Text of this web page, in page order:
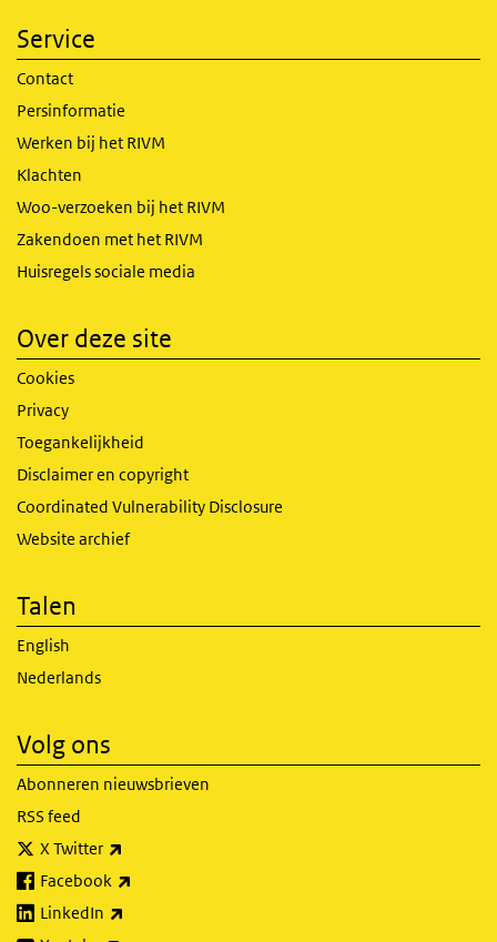
Service
Contact
Persinformatie
Werken bij het RIVM
Klachten
Woo-verzoeken bij het RIVM
Zakendoen met het RIVM
Huisregels sociale media
Over deze site
Cookies
Privacy
Toegankelijkheid
Disclaimer en copyright
Coordinated Vulnerability Disclosure
Website archief
Talen
English
Nederlands
Volg ons
Abonneren nieuwsbrieven
RSS feed
X Twitter
Facebook
LinkedIn